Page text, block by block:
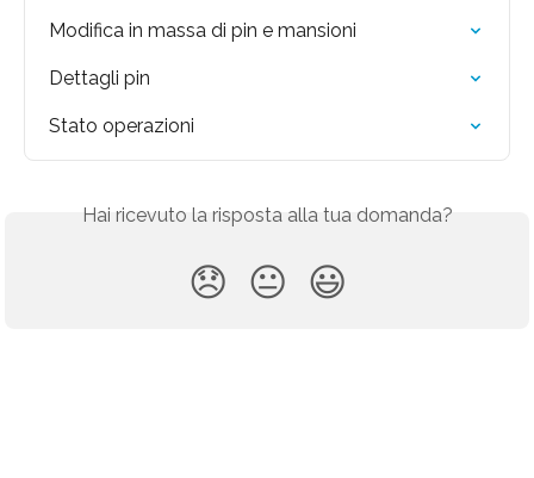
Modifica in massa di pin e mansioni
Dettagli pin
Stato operazioni
Hai ricevuto la risposta alla tua domanda?
😞 😐 😃